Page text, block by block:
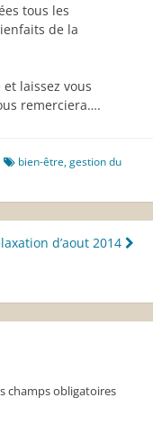
tous les
de la
laissez vous
remerciera….
bien-être,gestion du
d’aout 2014
champs obligatoires